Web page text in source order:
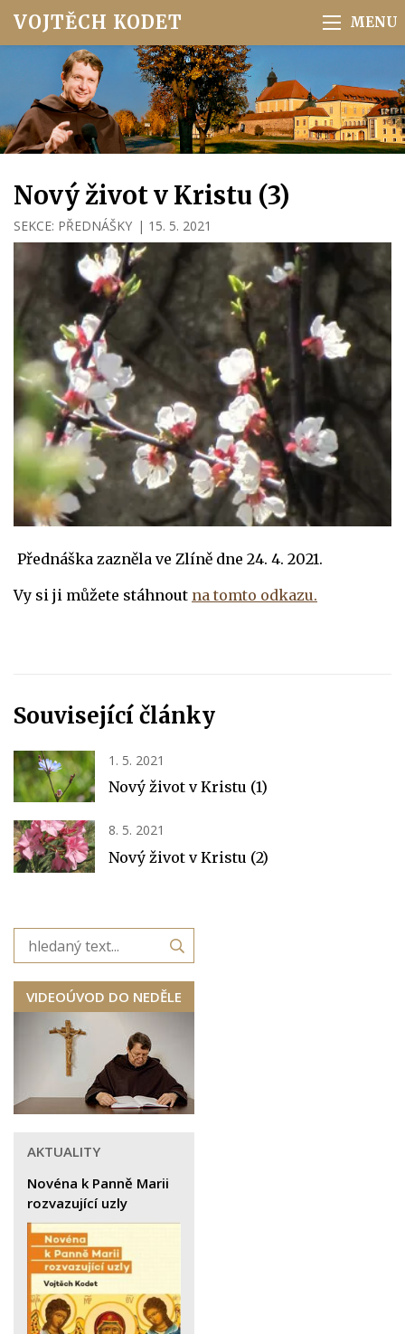
VOJTĚCH KODET
Nový život v Kristu (3)
SEKCE: PŘEDNÁŠKY | 15. 5. 2021
Přednáška zazněla ve Zlíně dne 24. 4. 2021.
Vy si ji můžete stáhnout na tomto odkazu.
Související články
1. 5. 2021
Nový život v Kristu (1)
8. 5. 2021
Nový život v Kristu (2)
VIDEOÚVOD DO NEDĚLE
AKTUALITY
Novéna k Panně Marii
rozvazující uzly